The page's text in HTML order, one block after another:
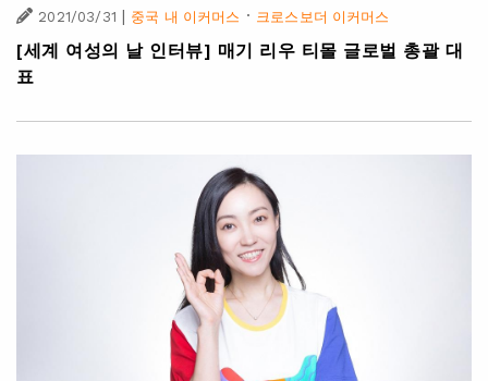
2021/03/31 | 중국 내 이커머스 · 크로스보더 이커머스
[세계 여성의 날 인터뷰] 매기 리우 티몰 글로벌 총괄 대
표